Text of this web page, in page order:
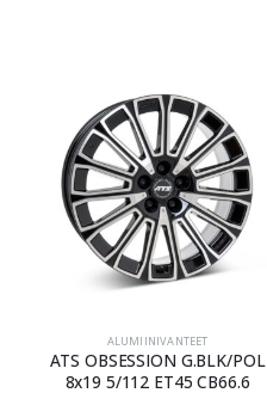
ALUMIINIVANTEET
ATS OBSESSION G.BLK/POL
8x19 5/112 ET45 CB66.6